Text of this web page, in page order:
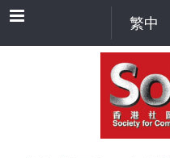
Menu 繁中